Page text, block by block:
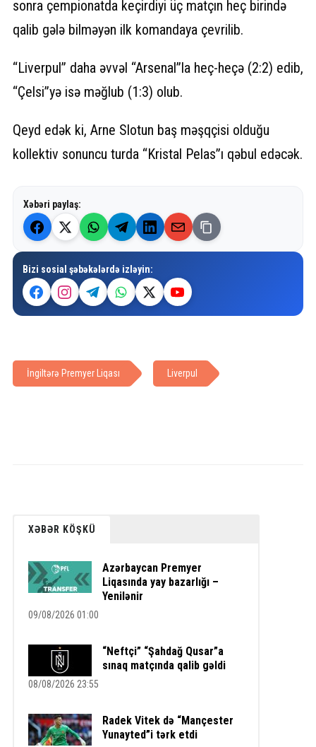
sonra çempionatda keçirdiyi üç matçın heç birində
qalib gələ bilməyən ilk komandaya çevrilib.
“Liverpul” daha əvvəl “Arsenal”la heç-heçə (2:2) edib,
“Çelsi”yə isə məğlub (1:3) olub.
Qeyd edək ki, Arne Slotun baş məşqçisi olduğu
kollektiv sonuncu turda “Kristal Pelas”ı qəbul edəcək.
Xəbəri paylaş:
Bizi sosial şəbəkələrdə izləyin:
İngiltərə Premyer Liqası Liverpul
XƏBƏR KÖŞKÜ
Azərbaycan Premyer
Liqasında yay bazarlığı –
Yenilənir
09/08/2026 01:00
“Neftçi” “Şahdağ Qusar”a
sınaq matçında qalib gəldi
08/08/2026 23:55
Radek Vitek də “Mançester
Yunayted”i tərk etdi